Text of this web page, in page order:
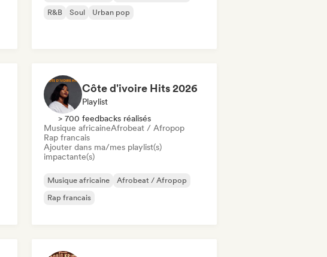
R&B
Soul Urban pop
Côte d'ivoire Hits 2026
Playlist
> 700 feedbacks réalisés
Musique africaineAfrobeat / Afropop
Rap francais
Ajouter dans ma/mes playlist(s)
impactante(s)
Musique africaine
Afrobeat / Afropop
Rap francais